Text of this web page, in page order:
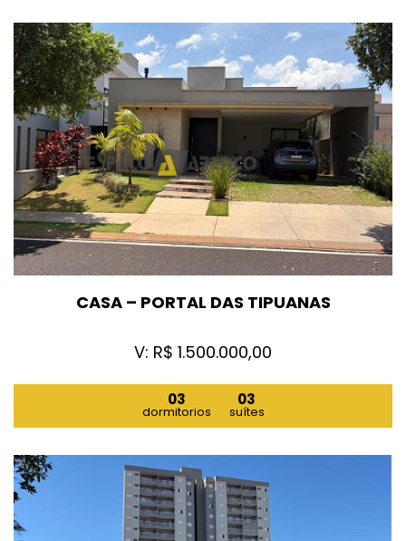
CASA – PORTAL DAS TIPUANAS
V: R$ 1.500.000,00
03
dormitorios
03
suítes